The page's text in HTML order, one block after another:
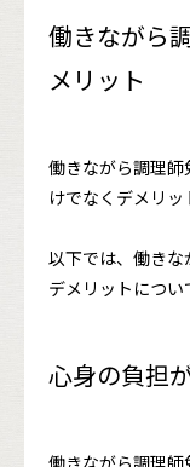
働きながら
メリット
働きながら調理
けでなくデメリッ
以下では、働き
デメリットについ
心身の負担
働きながら調理